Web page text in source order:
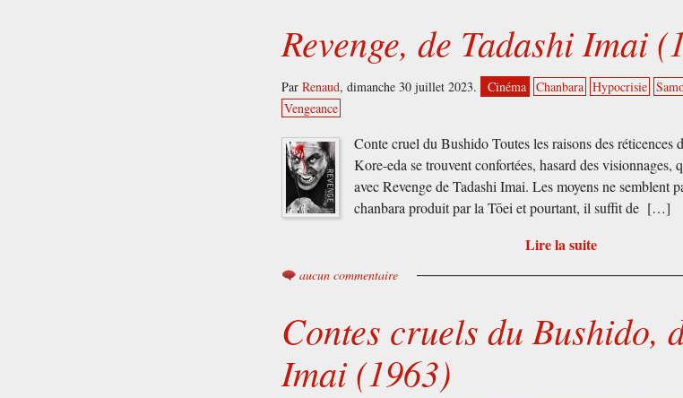
Revenge, de Tadashi Imai
ParRenaud,dimanche 30 juillet 2023. Cinéma Chanbara Hypocrisie
Vengeance
Conte cruel du Bushido Toutes les raisons des réticences
Kore-eda se trouvent confortées, hasard des visionnages,
avec Revenge de Tadashi Imai. Les moyens ne semblent
chanbara produit par la Tōei et pourtant, il suffit de […]
Lire la suite
aucun commentaire
Contes cruels du Bushido,
Imai (1963)